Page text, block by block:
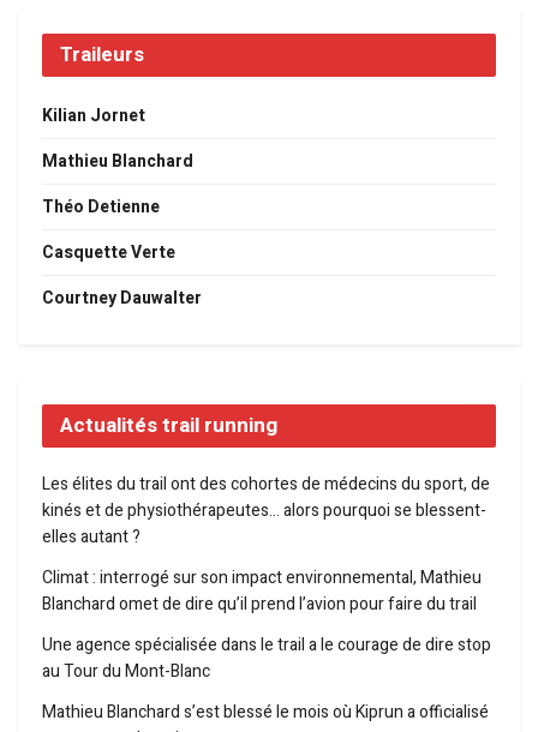
Traileurs
Kilian Jornet
Mathieu Blanchard
Théo Detienne
Casquette Verte
Courtney Dauwalter
Actualités trail running
Les élites du trail ont des cohortes de médecins du sport, de
kinés et de physiothérapeutes… alors pourquoi se blessent-
elles autant ?
Climat : interrogé sur son impact environnemental, Mathieu
Blanchard omet de dire qu’il prend l’avion pour faire du trail
Une agence spécialisée dans le trail a le courage de dire stop
au Tour du Mont-Blanc
Mathieu Blanchard s’est blessé le mois où Kiprun a officialisé